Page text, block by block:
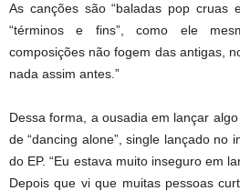
As canções são “baladas pop cruas
“términos e fins”, como ele
composições não fogem das antigas,
nada assim antes.”
Dessa forma, a ousadia em lançar
de “dancing alone”, single lançado no
do EP. “Eu estava muito inseguro em
Depois que vi que muitas pessoas